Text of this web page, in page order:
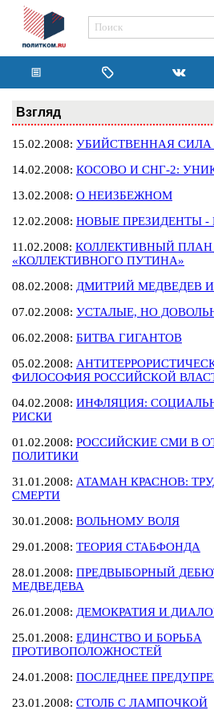
Взгляд
15.02.2008: УБИЙСТВЕННАЯ СИЛА
14.02.2008: КОСОВО И СНГ-2:
13.02.2008: О НЕИЗБЕЖНОМ
12.02.2008: НОВЫЕ ПРЕЗИДЕНТЫ -
11.02.2008: КОЛЛЕКТИВНЫЙ ПЛАН
«КОЛЛЕКТИВНОГО ПУТИНА»
08.02.2008: ДМИТРИЙ МЕДВЕДЕВ
07.02.2008: УСТАЛЫЕ, НО
06.02.2008: БИТВА ГИГАНТОВ
05.02.2008:
ФИЛОСОФИЯ РОССИЙСКОЙ
04.02.2008: ИНФЛЯЦИЯ:
РИСКИ
01.02.2008: РОССИЙСКИЕ СМИ В
ПОЛИТИКИ
31.01.2008: АТАМАН КРАСНОВ:
СМЕРТИ
30.01.2008: ВОЛЬНОМУ ВОЛЯ
29.01.2008: ТЕОРИЯ СТАБФОНДА
28.01.2008: ПРЕДВЫБОРНЫЙ
МЕДВЕДЕВА
26.01.2008: ДЕМОКРАТИЯ И
25.01.2008: ЕДИНСТВО И БОРЬБА
ПРОТИВОПОЛОЖНОСТЕЙ
24.01.2008: ПОСЛЕДНЕЕ
23.01.2008: СТОЛБ С ЛАМПОЧКОЙ